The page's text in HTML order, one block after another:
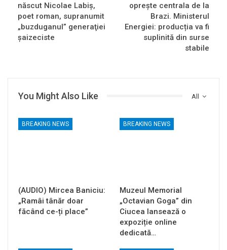
născut Nicolae Labiş,
poet roman, supranumit
„buzduganul” generaţiei
şaizeciste
oprește centrala de la
Brazi. Ministerul
Energiei: producția va fi
suplinită din surse
stabile
All
You Might Also Like
BREAKING NEWS
(AUDIO) Mircea Baniciu:
„Ramâi tânăr doar
făcând ce-ți place”
BREAKING NEWS
Muzeul Memorial
„Octavian Goga” din
Ciucea lansează o
expoziție online
dedicată…